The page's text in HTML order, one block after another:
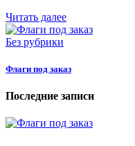
Читать далее
Без рубрики
Флаги под заказ
Последние записи